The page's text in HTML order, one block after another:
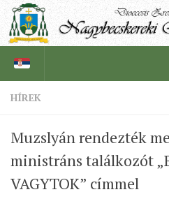
PÜSPÖK
TÖRTÉNELEM
EGYHÁZI INTÉZMÉNYEINK
HÍREK
Muzslyán rendezték
ministráns találkozót
VAGYTOK” címmel